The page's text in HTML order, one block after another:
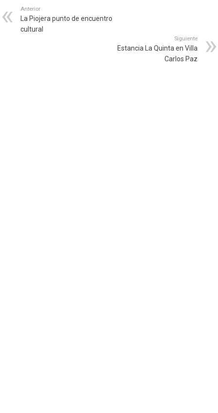
Anterior
La Piojera punto de encuentro
cultural
Siguiente
Estancia La Quinta en Villa
Carlos Paz